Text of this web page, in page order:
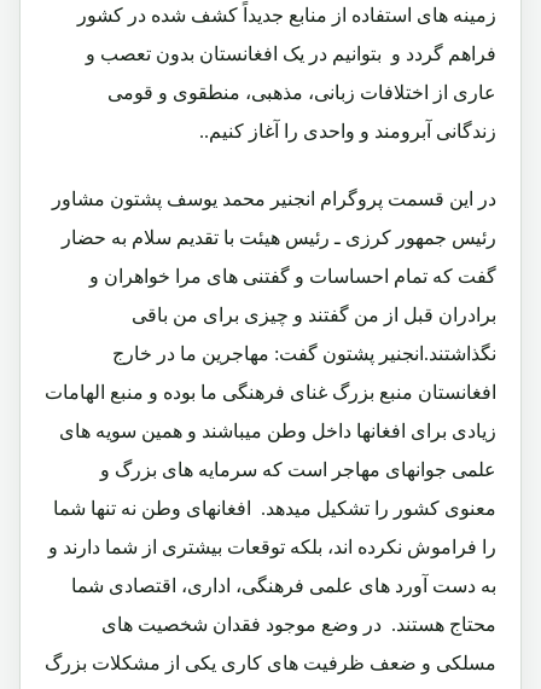
زمینه های استفاده از منابع جدیداً کشف شده در کشور
فراهم گردد و بتوانیم در یک افغانستان بدون تعصب و
عاری از اختلافات زبانی، مذهبی، منطقوی و قومی
زندگانی آبرومند و واحدی را آغاز کنیم..
در این قسمت پروگرام انجنیر محمد یوسف پشتون مشاور
رئیس جمهور کرزی ـ رئیس هیئت با تقدیم سلام به حضار
گفت که تمام احساسات و گفتنی های مرا خواهران و
برادران قبل از من گفتند و چیزی برای من باقی
نگذاشتند.انجنیر پشتون گفت: مهاجرین ما در خارج
افغانستان منبع بزرگ غنای فرهنگی ما بوده و منبع الهامات
زیادی برای افغانها داخل وطن میباشند و همین سویه های
علمی جوانهای مهاجر است که سرمایه های بزرگ و
معنوی کشور را تشکیل میدهد. افغانهای وطن نه تنها شما
را فراموش نکرده اند، بلکه توقعات بیشتری از شما دارند و
به دست آورد های علمی فرهنگی، اداری، اقتصادی شما
محتاج هستند. در وضع موجود فقدان شخصیت های
مسلکی و ضعف ظرفیت های کاری یکی از مشکلات بزرگ